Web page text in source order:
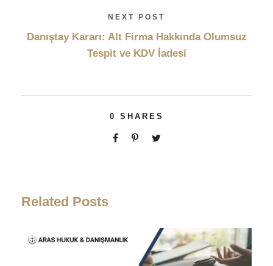
NEXT POST
Danıştay Kararı: Alt Firma Hakkında Olumsuz
Tespit ve KDV İadesi
0 SHARES
Related Posts